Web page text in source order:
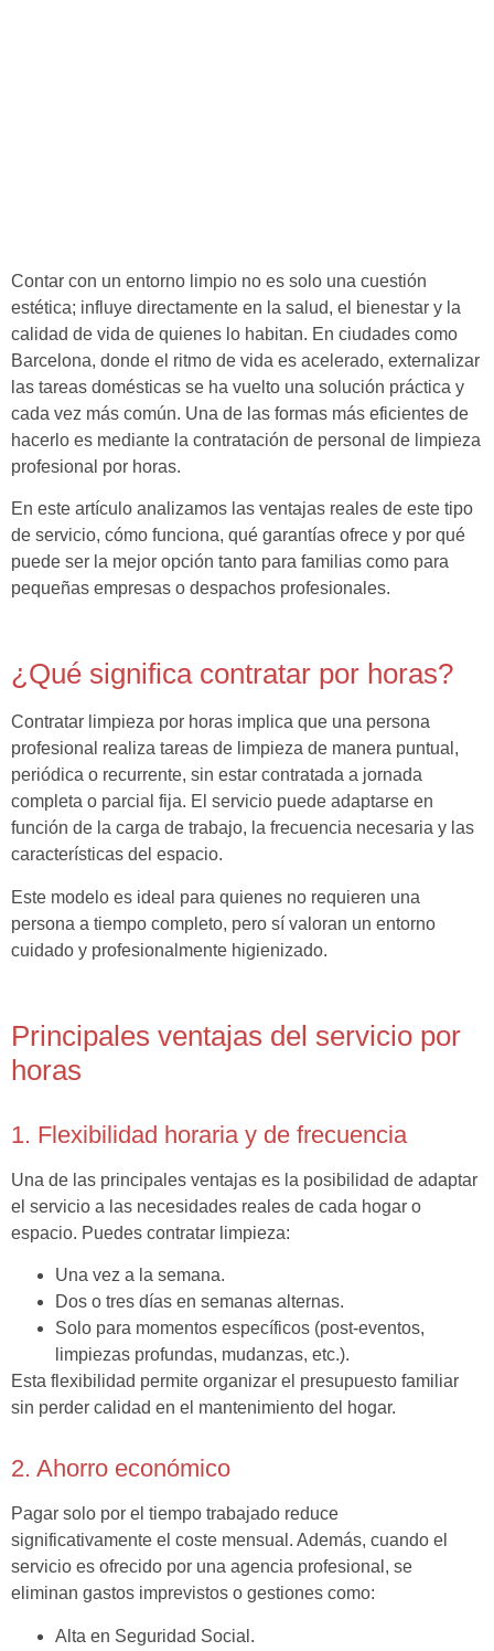
Contar con un entorno limpio no es solo una cuestión
estética; influye directamente en la salud, el bienestar y la
calidad de vida de quienes lo habitan. En ciudades como
Barcelona, donde el ritmo de vida es acelerado, externalizar
las tareas domésticas se ha vuelto una solución práctica y
cada vez más común. Una de las formas más eficientes de
hacerlo es mediante la contratación de personal de limpieza
profesional por horas.
En este artículo analizamos las ventajas reales de este tipo
de servicio, cómo funciona, qué garantías ofrece y por qué
puede ser la mejor opción tanto para familias como para
pequeñas empresas o despachos profesionales.
¿Qué significa contratar por horas?
Contratar limpieza por horas implica que una persona
profesional realiza tareas de limpieza de manera puntual,
periódica o recurrente, sin estar contratada a jornada
completa o parcial fija. El servicio puede adaptarse en
función de la carga de trabajo, la frecuencia necesaria y las
características del espacio.
Este modelo es ideal para quienes no requieren una
persona a tiempo completo, pero sí valoran un entorno
cuidado y profesionalmente higienizado.
Principales ventajas del servicio por
horas
1. Flexibilidad horaria y de frecuencia
Una de las principales ventajas es la posibilidad de adaptar
el servicio a las necesidades reales de cada hogar o
espacio. Puedes contratar limpieza:
Una vez a la semana.
Dos o tres días en semanas alternas.
Solo para momentos específicos (post-eventos,
limpiezas profundas, mudanzas, etc.).
Esta flexibilidad permite organizar el presupuesto familiar
sin perder calidad en el mantenimiento del hogar.
2. Ahorro económico
Pagar solo por el tiempo trabajado reduce
significativamente el coste mensual. Además, cuando el
servicio es ofrecido por una agencia profesional, se
eliminan gastos imprevistos o gestiones como:
Alta en Seguridad Social.